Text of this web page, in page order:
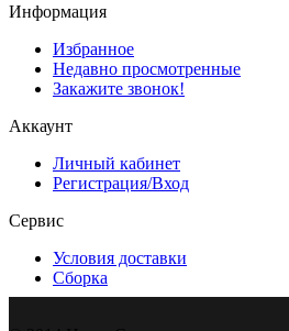
Информация
Избранное
Недавно просмотренные
Закажите звонок!
Аккаунт
Личный кабинет
Регистрация/Вход
Сервис
Условия доставки
Сборка